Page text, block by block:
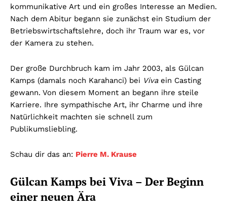
kommunikative Art und ein großes Interesse an Medien.
Nach dem Abitur begann sie zunächst ein Studium der
Betriebswirtschaftslehre, doch ihr Traum war es, vor
der Kamera zu stehen.
Der große Durchbruch kam im Jahr 2003, als Gülcan
Kamps (damals noch Karahanci) bei Vivaein Casting
gewann. Von diesem Moment an begann ihre steile
Karriere. Ihre sympathische Art, ihr Charme und ihre
Natürlichkeit machten sie schnell zum
Publikumsliebling.
Schau dir das an: Pierre M. Krause
Gülcan Kamps bei Viva – Der Beginn
einer neuen Ära